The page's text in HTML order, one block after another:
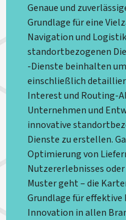
Genaue und
Grundlage für eine
Navigation und
standortbezogenen
-Dienste beinhalten
einschließlich
Interest und Routing-
Unternehmen und
innovative
Dienste zu erstellen.
Optimierung von
Nutzererlebnisses
Muster geht – die
Grundlage für effektive
Innovation in allen